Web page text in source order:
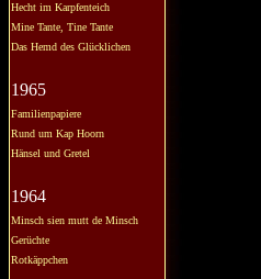
Hecht im Karpfenteich
Mine Tante, Tine Tante
Das Hemd des Glücklichen
1965
Familienpapiere
Rund um Kap Hoorn
Hänsel und Gretel
1964
Minsch sien mutt de Minsch
Gerüchte
Rotkäppchen